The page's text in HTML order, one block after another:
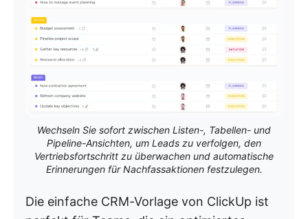
Wechseln Sie sofort zwischen Listen-, Tabellen- und
Pipeline-Ansichten, um Leads zu verfolgen, den
Vertriebsfortschritt zu überwachen und automatische
Erinnerungen für Nachfassaktionen festzulegen.
Die einfache CRM-Vorlage von ClickUp ist